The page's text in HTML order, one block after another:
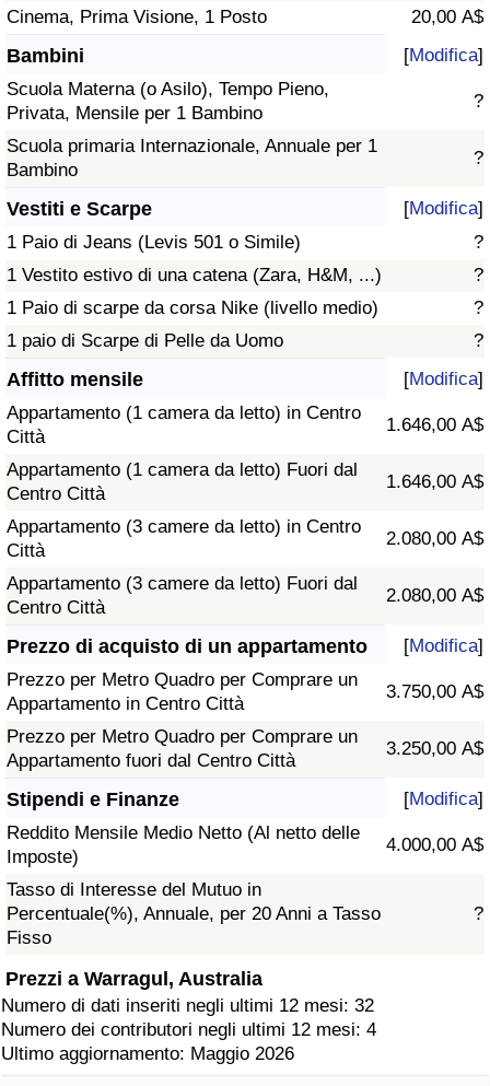
Cinema, Prima Visione, 1 Posto 20,00 A$
Bambini [Modifica]
Scuola Materna (o Asilo), Tempo Pieno,
Privata, Mensile per 1 Bambino
?
Scuola primaria Internazionale, Annuale per 1
Bambino
?
Vestiti e Scarpe [Modifica]
1 Paio di Jeans (Levis 501 o Simile)
?
1 Vestito estivo di una catena (Zara, H&M, ...)
?
1 Paio di scarpe da corsa Nike (livello medio)
?
1 paio di Scarpe di Pelle da Uomo
?
Affitto mensile [Modifica]
Appartamento (1 camera da letto) in Centro
Città
1.646,00 A$
Appartamento (1 camera da letto) Fuori dal
Centro Città
1.646,00 A$
Appartamento (3 camere da letto) in Centro
Città
2.080,00 A$
Appartamento (3 camere da letto) Fuori dal
Centro Città
2.080,00 A$
Prezzo di acquisto di un appartamento [Modifica]
Prezzo per Metro Quadro per Comprare un
Appartamento in Centro Città
3.750,00 A$
Prezzo per Metro Quadro per Comprare un
Appartamento fuori dal Centro Città
3.250,00 A$
Stipendi e Finanze [Modifica]
Reddito Mensile Medio Netto (Al netto delle
Imposte)
4.000,00 A$
Tasso di Interesse del Mutuo in
Percentuale(%), Annuale, per 20 Anni a Tasso
Fisso
?
Prezzi a Warragul, Australia
Numero di dati inseriti negli ultimi 12 mesi: 32
Numero dei contributori negli ultimi 12 mesi: 4
Ultimo aggiornamento: Maggio 2026